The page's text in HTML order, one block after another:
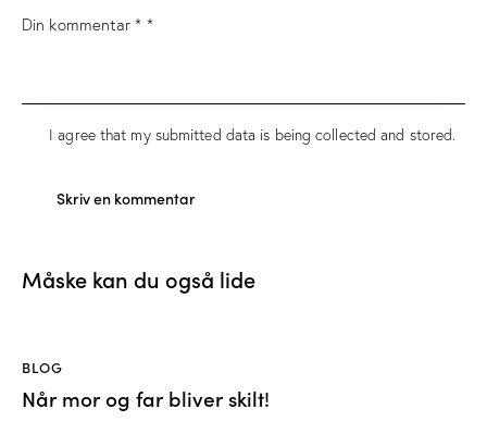
I agree that my submitted data is beingcollected and stored.
Måske kan du også lide
BLOG
Når mor og far bliver skilt!